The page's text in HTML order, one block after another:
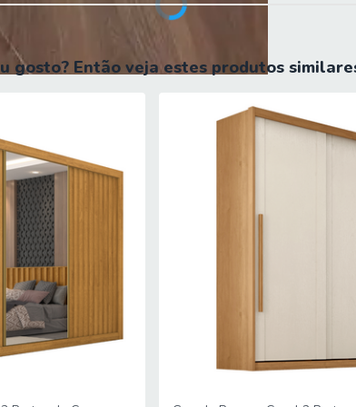
gosto? Então veja estes produtos